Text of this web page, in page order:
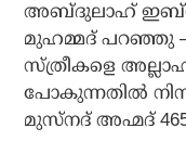
അബ്ദുലാഹ് ഇബ്‌നു
മുഹമ്മദ് പറഞ്ഞു –
സ്ത്രീകളെ
പോകുന്നതില്‍
മുസ്‌നദ് അഹ്മദ്